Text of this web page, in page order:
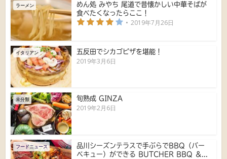
ラーメン
めん処 みやち 尾道で昔懐かしい中華そばが
食べたくなったらここ！
2019年7月26日
イタリアン 五反田でシカゴピザを堪能！
2019年3月6日
未分類 旬熟成 GINZA
2019年2月6日
フードニュース
品川シーズンテラスで手ぶらでBBQ（バー
ベキュー）ができる BUTCHER BBQ ＆...